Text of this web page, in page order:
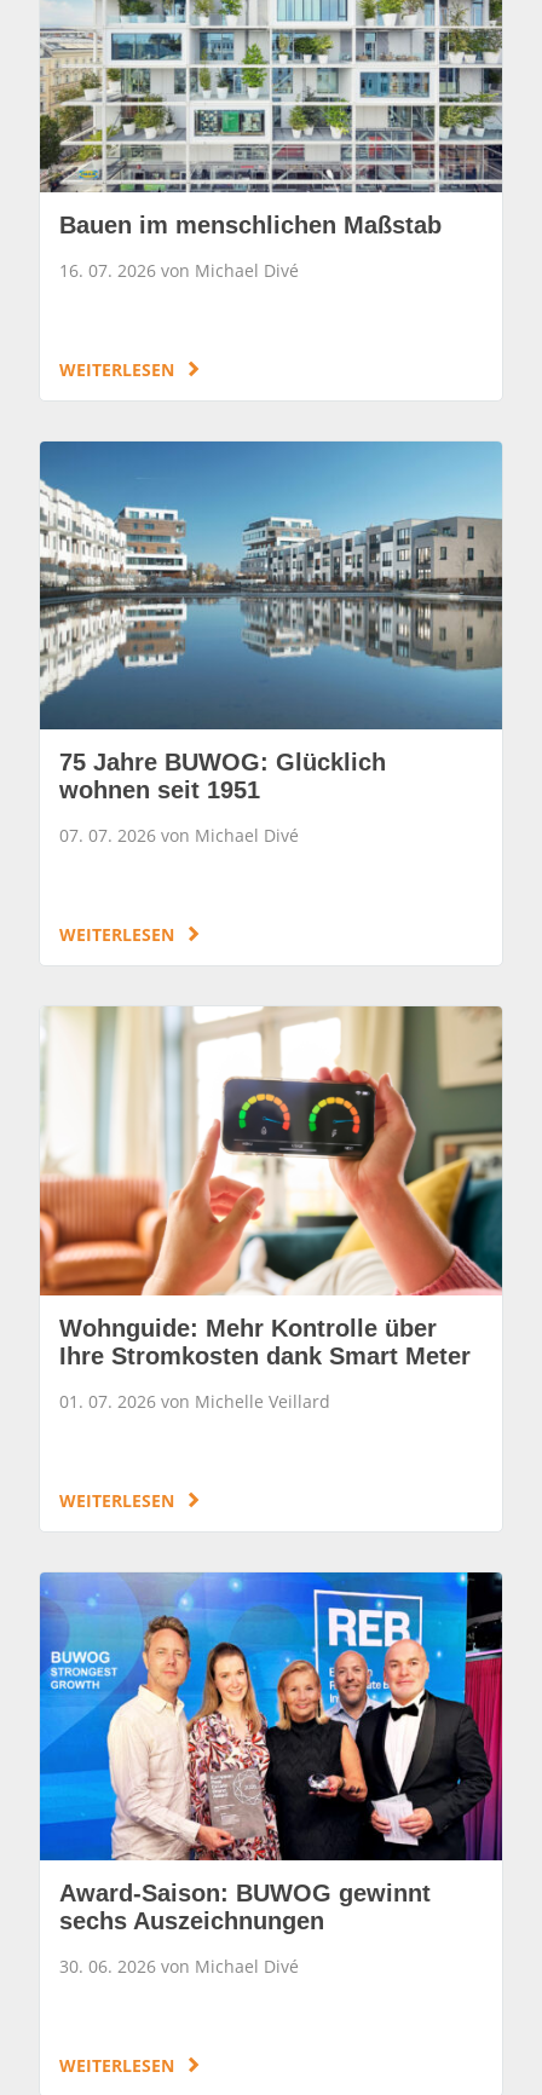
Bauen im menschlichen Maßstab
16. 07. 2026 von Michael Divé
WEITERLESEN
75 Jahre BUWOG: Glücklich
wohnen seit 1951
07. 07. 2026 von Michael Divé
WEITERLESEN
Wohnguide: Mehr Kontrolle über
Ihre Stromkosten dank Smart Meter
01. 07. 2026 von Michelle Veillard
WEITERLESEN
Award-Saison: BUWOG gewinnt
sechs Auszeichnungen
30. 06. 2026 von Michael Divé
WEITERLESEN